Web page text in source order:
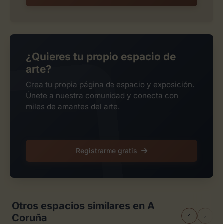
¿Quieres tu propio espacio de
arte?
Crea tu propia página de espacio y exposición.
Únete a nuestra comunidad y conecta con
miles de amantes del arte.
Registrarme gratis
Otros espacios similares en A
Coruña